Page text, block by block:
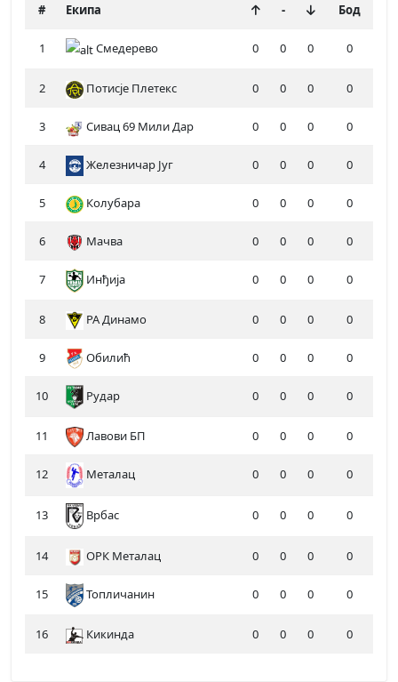
# Екипа - Бод
1 Смедерево 0 0 0 0
2 Потисје Плетекс 0 0 0 0
3 Сивац 69 Мили Дар 0 0 0 0
4 Железничар Југ 0 0 0 0
5 Колубара 0 0 0 0
6 Мачва 0 0 0 0
7 Инђија 0 0 0 0
8 РА Динамо 0 0 0 0
9 Обилић 0 0 0 0
10 Рудар 0 0 0 0
11 Лавови БП 0 0 0 0
12 Металац 0 0 0 0
13 Врбас 0 0 0 0
14 ОРК Металац 0 0 0 0
15 Топличанин 0 0 0 0
16 Кикинда 0 0 0 0